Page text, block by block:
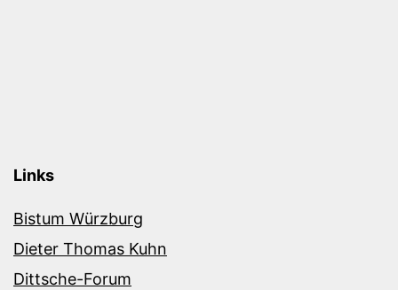
Links
Bistum Würzburg
Dieter Thomas Kuhn
Dittsche-Forum